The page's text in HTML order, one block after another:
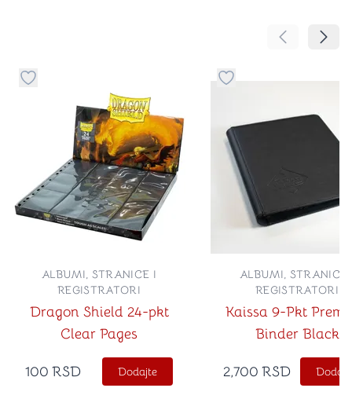
Pomeranje
Dugme za dodavanje stvari u kategoriju omiljeno
Dragon Shield 24-pkt
Clear Pages
ALBUMI, STRANICE I
REGISTRATORI
100 RSD Dodajte
Dugme za dodavanje
Kaissa 9-Pkt
Binder Black
ALBUMI, STRANICE
REGISTRATORI
2,700 RSD